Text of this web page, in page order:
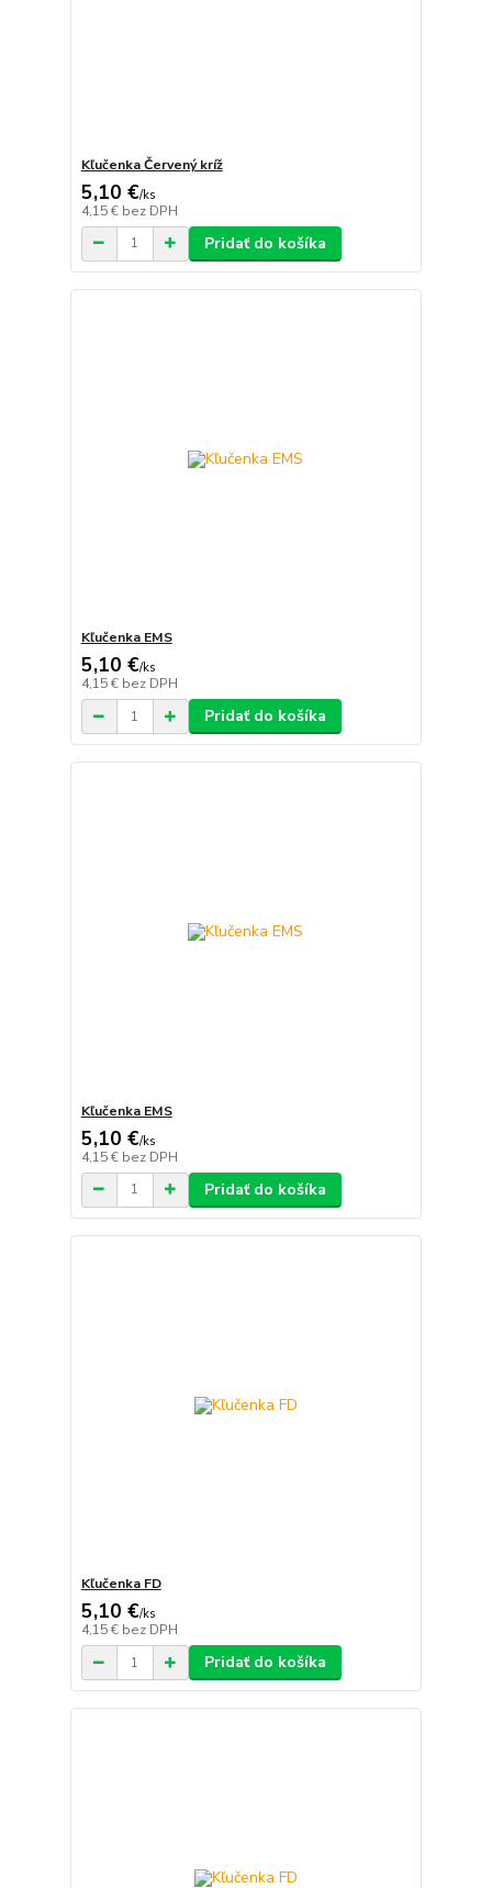
Kľučenka Červený kríž
5,10 €/ks
4,15 € bez DPH
Pridať do košíka
Kľučenka EMS
5,10 €/ks
4,15 € bez DPH
Pridať do košíka
Kľučenka EMS
5,10 €/ks
4,15 € bez DPH
Pridať do košíka
Kľučenka FD
5,10 €/ks
4,15 € bez DPH
Pridať do košíka